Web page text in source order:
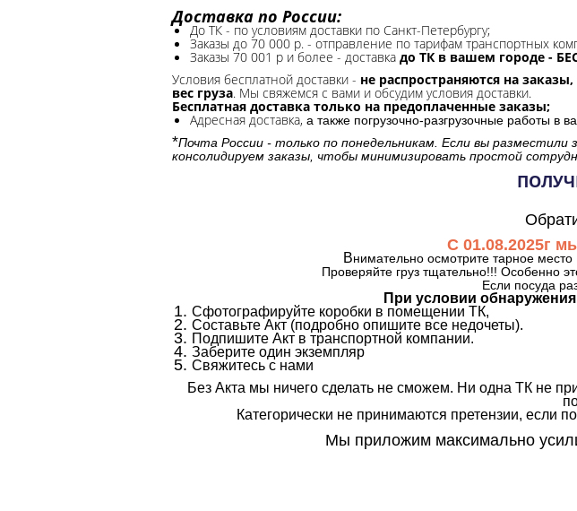
Доставка по России:
До ТК - по условиям доставки по Санкт-Петербургу;
Заказы до 70 000 р. - отправление по тарифам транспортных
Заказы 70 001 р и более - доставка до ТК в вашем городе -
Условия бесплатной доставки - не распространяются на
вес груза. Мы свяжемся с вами и обсудим условия доставки.
Бесплатная доставка только на предоплаченные заказы;
Адресная доставка, а также погрузочно-разгрузочные работы в
*Почта России - только по понедельникам. Если вы
консолидируем заказы, чтобы минимизировать простой
С 01.08.2025г
Внимательно осмотрите тарное
Проверяйте груз тщательно!!! Особенно
Если посуда
При условии
Сфотографируйте коробки в помещении ТК,
Составьте Акт (подробно опишите все недочеты).
Подпишите Акт в транспортной компании.
Заберите один экземпляр
Свяжитесь с нами
Без Акта мы ничего сделать не сможем. Ни одна ТК не
Категорически не принимаются претензии, если
Мы приложим максимально